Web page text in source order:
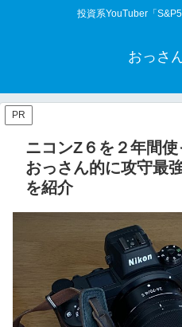
投資系YouTuber「
おっさ
PR
ニコンZ６を２年間使
おっさん的に攻守最
を紹介